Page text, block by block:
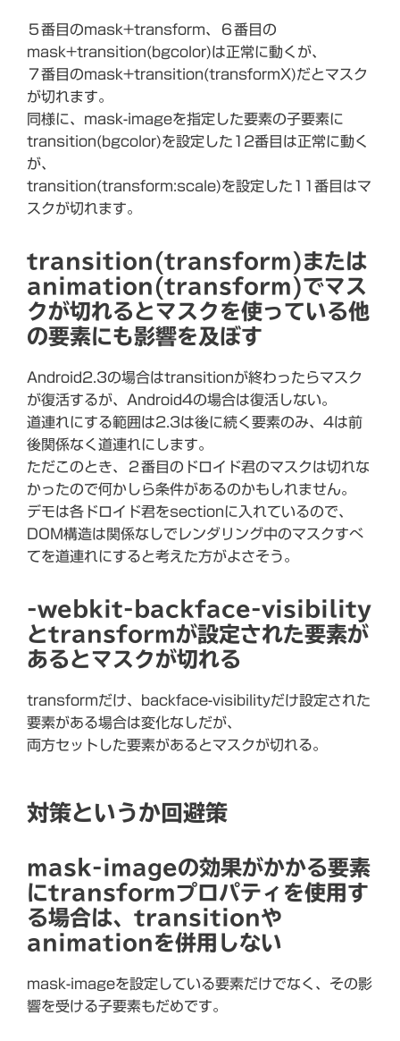
５番目のmask+transform、６番目の
mask+transition(bgcolor)は正常に動くが、
７番目のmask+transition(transformX)だとマスク
が切れます。
同様に、mask-imageを指定した要素の子要素に
transition(bgcolor)を設定した12番目は正常に動く
が、
transition(transform:scale)を設定した11番目はマ
スクが切れます。
transition(transform)または
animation(transform)でマス
クが切れるとマスクを使っている他
の要素にも影響を及ぼす
Android2.3の場合はtransitionが終わったらマスク
が復活するが、Android4の場合は復活しない。
道連れにする範囲は2.3は後に続く要素のみ、4は前
後関係なく道連れにします。
ただこのとき、２番目のドロイド君のマスクは切れな
かったので何かしら条件があるのかもしれません。
デモは各ドロイド君をsectionに入れているので、
DOM構造は関係なしでレンダリング中のマスクすべ
てを道連れにすると考えた方がよさそう。
-webkit-backface-visibility
とtransformが設定された要素が
あるとマスクが切れる
transformだけ、backface-visibilityだけ設定された
要素がある場合は変化なしだが、
両方セットした要素があるとマスクが切れる。
対策というか回避策
mask-imageの効果がかかる要素
にtransformプロパティを使用す
る場合は、transitionや
animationを併用しない
mask-imageを設定している要素だけでなく、その影
響を受ける子要素もだめです。